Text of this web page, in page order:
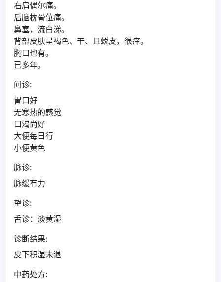
右肩偶尔痛。
后脑枕骨位痛。
鼻塞，流白涕。
背部皮肤呈褐色、干、且蜕皮，很痒。
胸口也有。
已多年。
问诊:
胃口好
无寒热的感觉
口渴尚好
大便每日行
小便黄色
脉诊:
脉缓有力
望诊:
舌诊：淡黄湿
诊断结果:
皮下积湿未退
中药处方: